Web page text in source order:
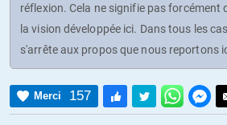
réflexion. Cela ne signifie pas forcément
la vision développée ici. Dans tous les
s'arrête aux propos que nous reportons
Merci 157